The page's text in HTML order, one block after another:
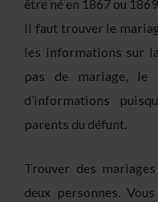
être né en 1867 ou
Il faut trouver le
les informations sur
pas de mariage, le
d’informations
parents du défunt.
Trouver des
deux personnes.